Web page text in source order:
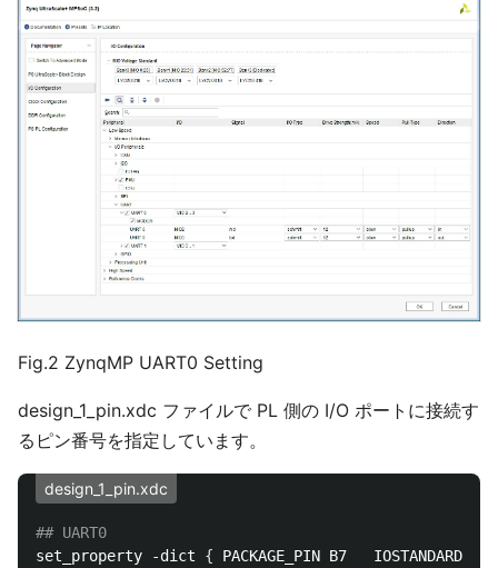
Fig.2 ZynqMP UART0 Setting
design_1_pin.xdc ファイルで PL 側の I/O ポートに接続す
るピン番号を指定しています。
design_1_pin.xdc
set_property -dict { PACKAGE_PIN B7   IOSTANDARD